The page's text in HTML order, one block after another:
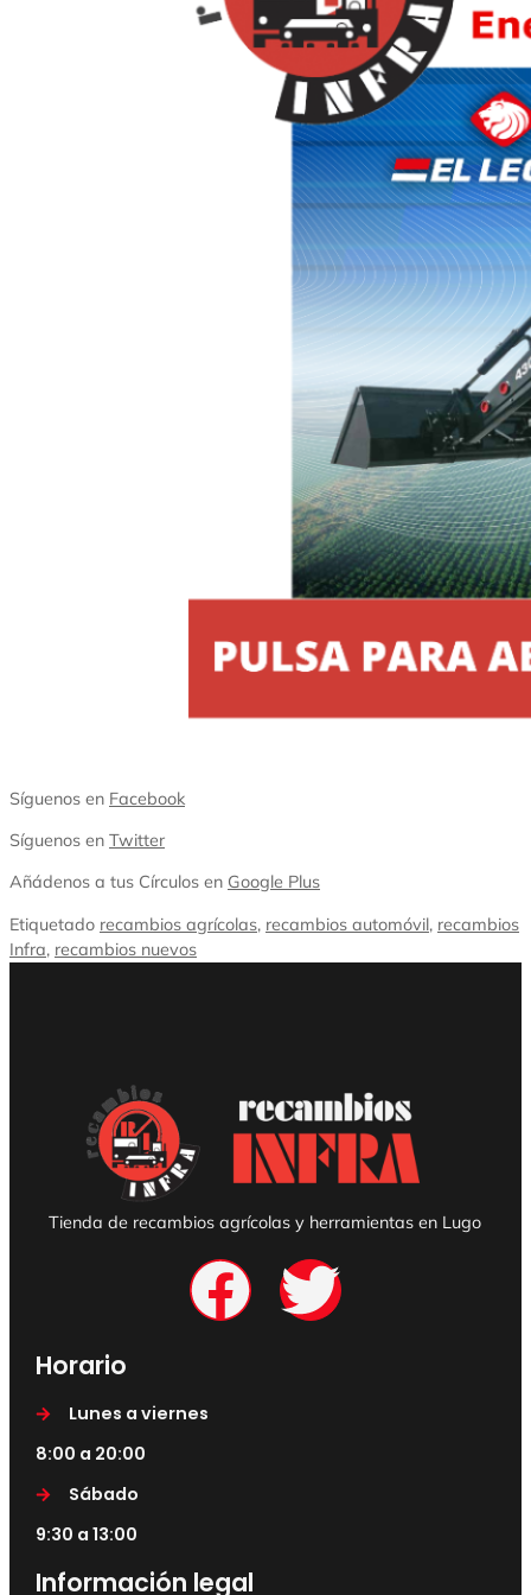
Síguenos en Facebook
Síguenos en Twitter
Añádenos a tus Círculos en Google Plus
Etiquetado recambios agrícolas, recambios automóvil, recambios
Infra, recambios nuevos
Tienda de recambios agrícolas y herramientas en Lugo
Horario
Lunes a viernes
8:00 a 20:00
Sábado
9:30 a 13:00
Información legal